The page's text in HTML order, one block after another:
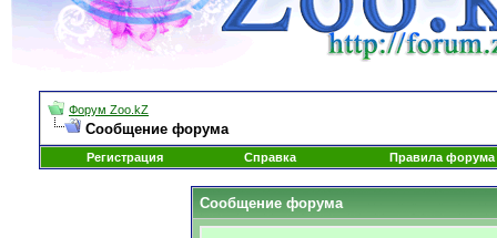
Форум Zoo.kZ
Сообщение форума
Регистрация Справка Правила форума
Сообщение форума